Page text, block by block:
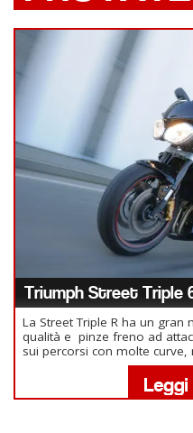
Triumph Street Triple
La Street Triple R ha un
qualità e pinze freno ad
sui percorsi con molte curve,